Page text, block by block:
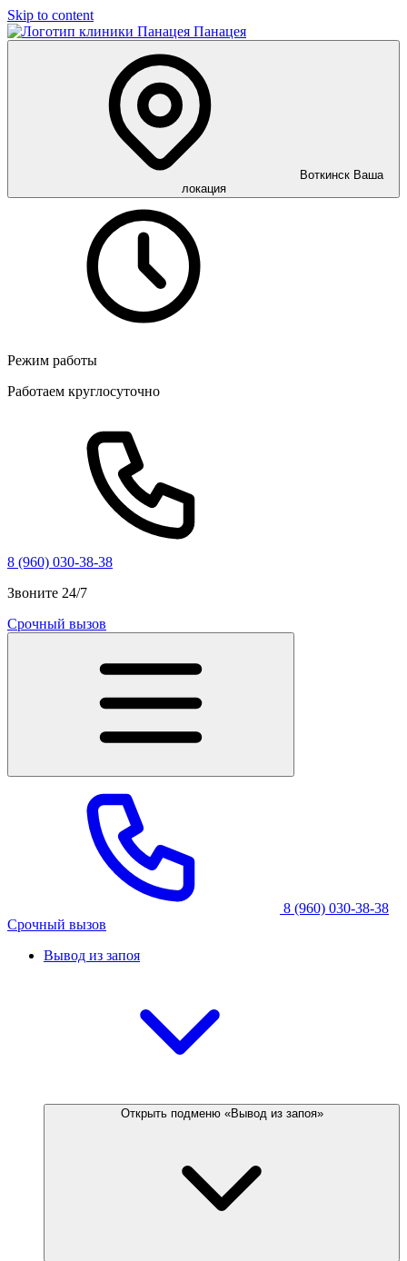
Skip to content
Панацея
Воткинск Ваша
локация
Режим работы
Работаем круглосуточно
8 (960) 030-38-38
Звоните 24/7
Срочный вызов
8 (960) 030-38-38
Срочный вызов
Вывод из запоя
Открыть подменю «Вывод из запоя»